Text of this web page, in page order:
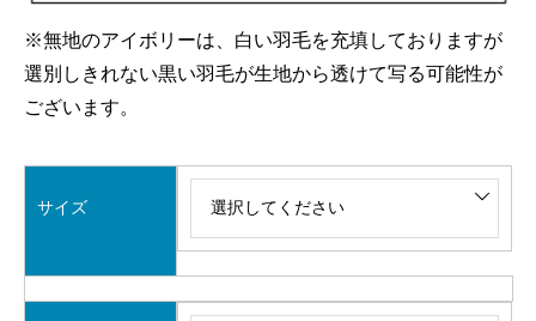
※無地のアイボリーは、白い羽毛を充填しておりますが
選別しきれない黒い羽毛が生地から透けて写る可能性が
ございます。
サイズ